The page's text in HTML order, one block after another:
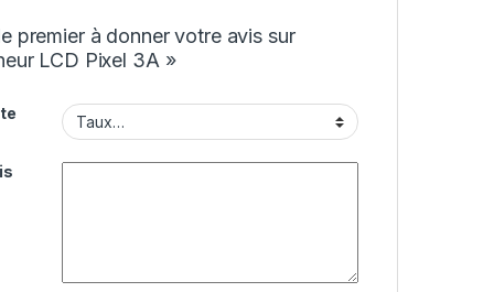
premier à donner votre avis sur
LCD Pixel 3A »